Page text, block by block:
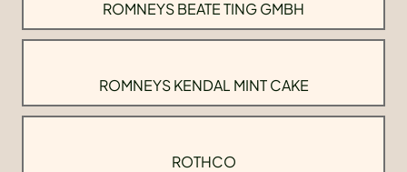
ROMNEYS BEATE TING GMBH
ROMNEYS KENDAL MINT CAKE
ROTHCO